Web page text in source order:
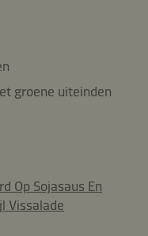
groene uiteinden
Op Sojasaus En
Vissalade